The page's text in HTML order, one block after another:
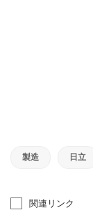
製造 日立
関連リンク